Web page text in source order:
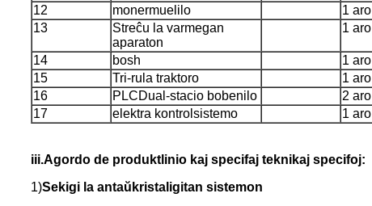
12
monermuelilo
1 aro
13
Streĉu la varmegan
aparaton
1 aro
14 bosh
1 aro
15
Tri-rula traktoro
1 aro
16
PLCDual-stacio bobenilo
2 aro
17
elektra kontrolsistemo 1 aro
iii.Agordo de produktlinio kaj specifaj teknikaj specifoj:
1)Sekigi la antaŭkristaligitan sistemon